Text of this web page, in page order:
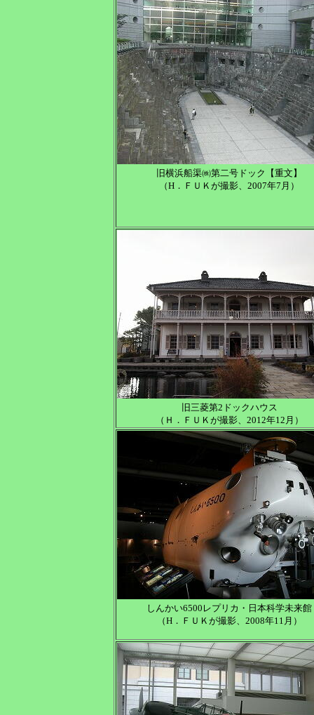
旧横浜船渠㈱第二号ドック【重文】
（H．ＦＵＫが撮影、2007年7月）
旧三菱第2ドックハウス
（Ｈ．ＦＵＫが撮影、2012年12月）
しんかい6500レプリカ・日本科学未来館
（H．ＦＵＫが撮影、2008年11月）